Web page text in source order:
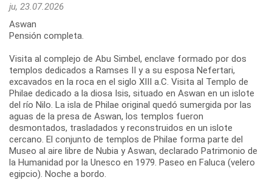
ju, 23.07.2026
Aswan
Pensión completa.
Visita al complejo de Abu Simbel, enclave formado por dos
templos dedicados a Ramses II y a su esposa Nefertari,
excavados en la roca en el siglo XIII a.C. Visita al Templo de
Philae dedicado a la diosa Isis, situado en Aswan en un islote
del río Nilo. La isla de Philae original quedó sumergida por las
aguas de la presa de Aswan, los templos fueron
desmontados, trasladados y reconstruidos en un islote
cercano. El conjunto de templos de Philae forma parte del
Museo al aire libre de Nubia y Aswan, declarado Patrimonio de
la Humanidad por la Unesco en 1979. Paseo en Faluca (velero
egipcio). Noche a bordo.